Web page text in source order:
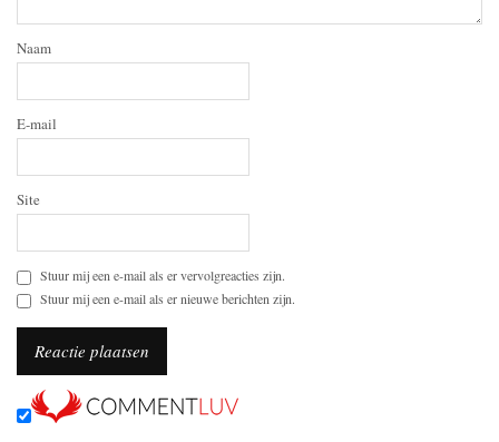
Naam
E-mail
Site
Stuur mij een e-mail als er vervolgreacties zijn.
Stuur mij een e-mail als er nieuwe berichten zijn.